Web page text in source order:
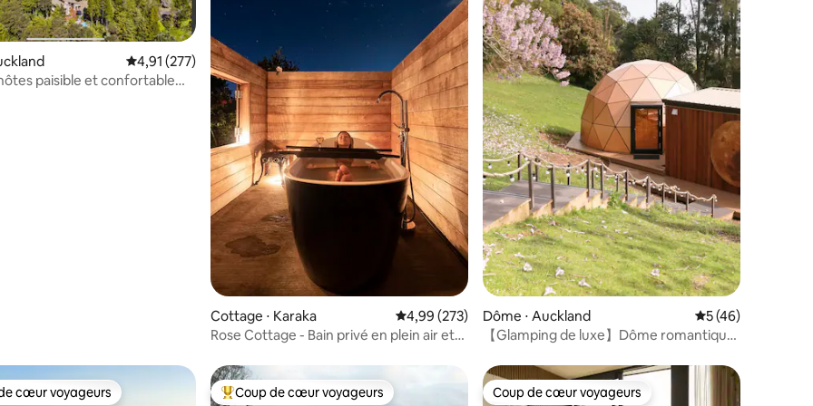
sur la base de 3 commentaires : 5 sur 5
Évaluation moyenne sur la base de 277 commentaires : 4,91 sur 5
4,91 (277)
paisible et confortable
Cottage ⋅ Karaka Évaluation moyenne sur la base de 273 commentaires : 4,99 sur 5
4,99 (273)
Rose Cottage - Bain privé en plein air et
Dôme ⋅ Auckland Évaluation
5 (46)
【Glamping de luxe】Dôme romantique
cœur voyageurs les plus appréciés
cœur voyageurs Coups de cœur voyageurs les plus appréciés
Coup de cœur voyageurs Coup de cœur voyageurs
Coup de cœur voyageurs